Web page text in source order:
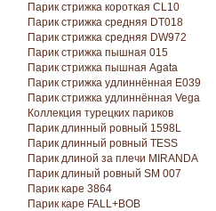
Парик стрижка короткая CL10
Парик стрижка средняя DT018
Парик стрижка средняя DW972
Парик стрижка пышная 015
Парик стрижка пышная Agata
Парик стрижка удлиннённая E039
Парик стрижка удлиннённая Vega
Коллекция турецких париков
Парик длинный ровный 1598L
Парик длинный ровный TESS
Парик длиной за плечи MIRANDA
Парик длиный ровный SM 007
Парик каре 3864
Парик каре FALL+BOB